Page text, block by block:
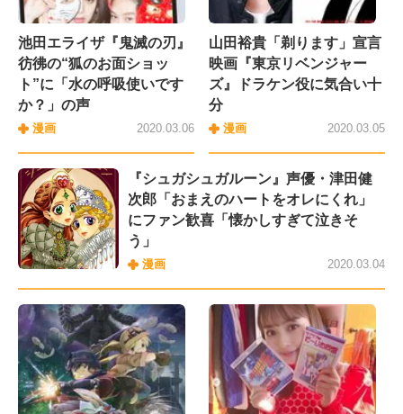
池田エライザ『鬼滅の刃』
彷彿の“狐のお面ショッ
ト”に「水の呼吸使いです
か？」の声
漫画 2020.03.06
山田裕貴「剃ります」宣言
映画『東京リベンジャー
ズ』ドラケン役に気合い十
分
漫画 2020.03.05
『シュガシュガルーン』声優・津田健
次郎「おまえのハートをオレにくれ」
にファン歓喜「懐かしすぎて泣きそ
う」
漫画 2020.03.04